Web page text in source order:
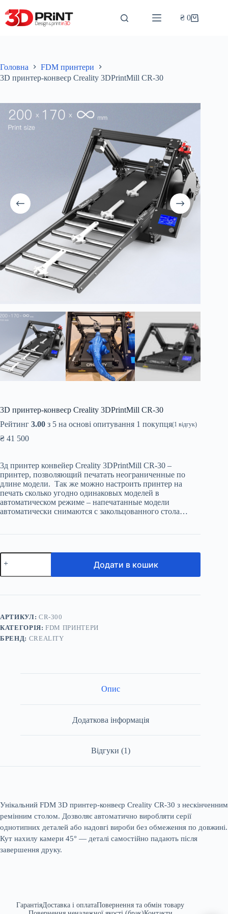
до
вмісту
Кошик
₴ 0
Головна
FDM принтери
3D принтер-конвеєр Creality 3DPrintMill CR-30
3D принтер-конвеєр Creality 3DPrintMill CR-30
Рейтинг 3.00 з 5 на основі опитування 1 покупця(1 відгук)
₴ 41 500
3д принтер конвейер Creality 3DPrintMill CR-30 –
принтер, позволяющий печатать неограниченные по
длине модели. Так же можно настроить принтер на
печать сколько угодно одинаковых моделей в
автоматическом режиме – напечатанные модели
автоматически снимаются с закольцованного стола…
3D
принтер-
конвеєр
кількість
Додати в кошик
АРТИКУЛ: CR-300
КАТЕГОРІЯ:FDM ПРИНТЕРИ
БРЕНД: CREALITY
Опис
Додаткова інформація
Відгуки (1)
Унікальний FDM 3D принтер-конвеєр Creality CR-30 з нескінченним
ремінним столом. Дозволяє автоматично виробляти серії
однотипних деталей або надовгі вироби без обмеження по довжині.
Кут нахилу камери 45° — деталі самостійно падають після
завершення друку.
ГарантіяДоставка і оплатаПовернення та обмін товару